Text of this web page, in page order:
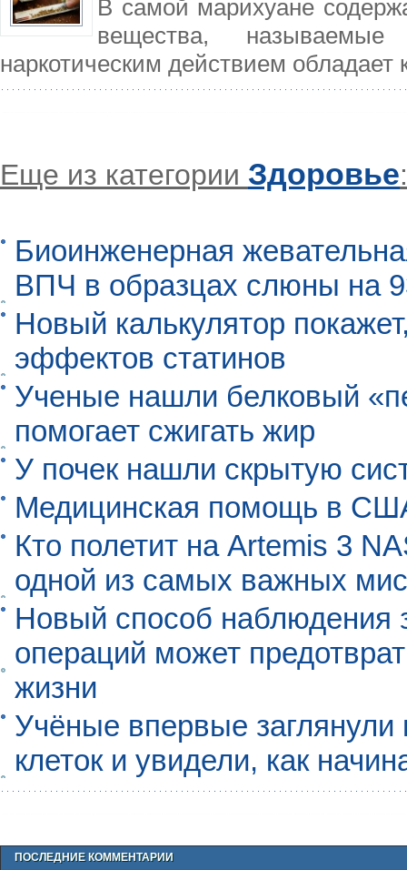
В самой марихуане
вещества,
наркотическим действием
Еще из категории Здоровье:
Биоинженерная
ВПЧ в образцах слюны на
Новый калькулятор
эффектов статинов
Ученые нашли белковый
помогает сжигать жир
У почек нашли скрытую
Медицинская помощь в
Кто полетит на Artemis 3
одной из самых важных
Новый способ наблюдения
операций может
жизни
Учёные впервые
клеток и увидели, как
ПОСЛЕДНИЕ КОММЕНТАРИИ